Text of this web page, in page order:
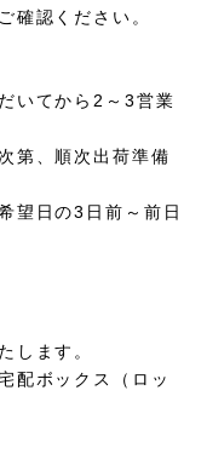
確認ください。
いてから2～3営業
第、順次出荷準備
望日の3日前～前日
します。
配ボックス（ロッ